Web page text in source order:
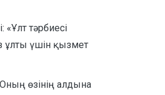
тәрбиесі
ұлты үшін қызмет
өзінің алдына